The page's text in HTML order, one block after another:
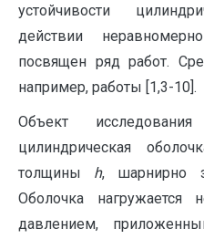
устойчивости
действии
посвящен ряд работ.
например, работы [1,3-10].
Объект
цилиндрическая
толщины h, шарнирно
Оболочка
давлением,